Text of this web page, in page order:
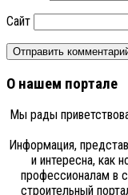
Сайт
О нашем портале
Мы рады
Информация,
и интересна, как
профессионалам в
строительный